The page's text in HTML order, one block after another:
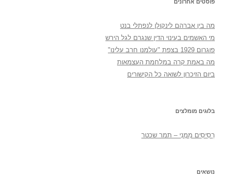
פוסטים אחרונים
מה בין אברהם לינקולן לנפתלי בנט
מי האשמים בעינוי הדין שנגרם לגל הירש
פוגרום 1929 בצפת "עולמנו חרב עלינו"
מה באמת קרה במלחמת העצמאות
ביום הזיכרון לשואה כל הקישורים
בלוגים מומלצים
רְסִיסִים מִמֶנִי – תמר שכטר
נושאים